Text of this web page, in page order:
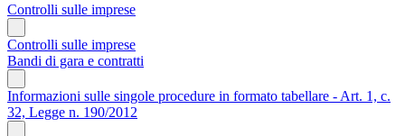
Controlli sulle imprese
Controlli sulle imprese
Bandi di gara e contratti
Informazioni sulle singole procedure in formato tabellare - Art. 1, c.
32, Legge n. 190/2012